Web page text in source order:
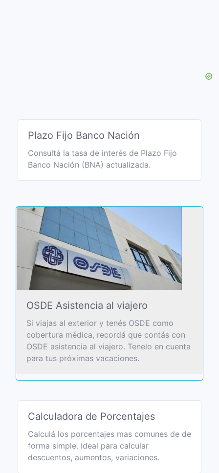
Plazo Fijo Banco Nación
Consultá la tasa de interés de Plazo Fijo
Banco Nación (BNA) actualizada.
OSDE Asistencia al viajero
Si viajas al exterior y tenés OSDE como
cobertura médica, recordá que contás con
OSDE asistencia al viajero. Tenelo en cuenta
para tus próximas vacaciones.
Calculadora de Porcentajes
Calculá los porcentajes mas comunes de de
forma simple. Ideal para calcular
descuentos, aumentos, variaciones.